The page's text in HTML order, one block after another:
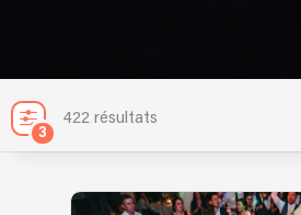
3
422 résultats